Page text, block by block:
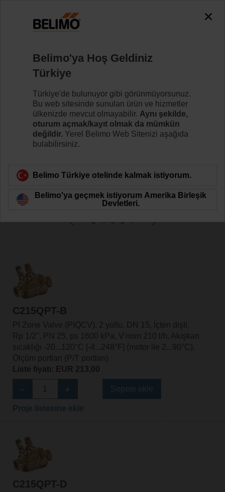
Basınçtan Bağımsız Kontrol Vanaları
Belimo basınçtan bağımsız vana teknolojisi, değişken
maksimum enerji tasarrufu sağlar.
Daha fazla bilgi
3 4 5 6 7
C215QPT-B
PI Zone Valve (PIQCV), 2 yollu, DN 15, İçten dişli,
Rp 1/2", PN 25, ps 1600 kPa, V'nom 210 l/h, Akışkan
sıcaklığı -20...120°C [-4...248°F] (motor ile 2...90°C),
Ölçüm portları (P/T portları)
Liste fiyatı: EUR 213,00
C215QPT-D
Belimo'ya Hoş Geldiniz
Türkiye
Türkiye'de bulunuyor gibi görünmüyorsunuz.
Bu web sitesinde sunulan ürün ve hizmetler
ülkenizde mevcut olmayabilir. Aynı şekilde,
oturum açmak/kayıt olmak da mümkün
değildir. Yerel Belimo Web Sitenizi aşağıda
bulabilirsiniz.
Belimo Türkiye otelinde kalmak istiyorum.
Belimo'ya geçmek istiyorum Amerika Birleşik
Devletleri.